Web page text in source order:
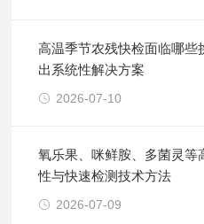
高温季节农残快检面临哪些
出系统性解决方案
2026-07-10
氧乐果、咪鲜胺、多菌灵等
性与快速检测技术方法
2026-07-09